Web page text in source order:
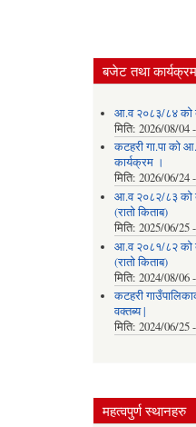
बजेट तथा कार्यक्रम
आ.व २०८३/८४ को
मिति: 2026/08/04
कटहरी गा.पा को
कार्यक्रम ।
मिति: 2026/06/24
आ.व २०८२/८३ को
(रातो किताब)
मिति: 2025/06/25
आ.व २०८१/८२ को
(रातो किताब)
मिति: 2024/08/06
कटहरी
वक्तब्य |
मिति: 2024/06/25
महत्वपुर्ण स्थानहरु